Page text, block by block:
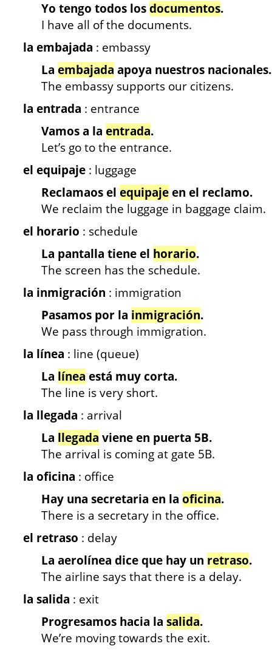
Yo tengo todos losdocumentos.
I have all of the documents.
la embajada : embassy
La embajada apoya nuestros nacionales.
The embassy supports our citizens.
la entrada : entrance
Vamos a la entrada.
Let’s go to the entrance.
el equipaje : luggage
Reclamaos el equipajeen el reclamo.
We reclaim the luggage in baggage claim.
el horario : schedule
La pantalla tiene el horario.
The screen has the schedule.
la inmigración : immigration
Pasamos por la inmigración.
We pass through immigration.
la línea : line (queue)
La línea está muy corta.
The line is very short.
la llegada : arrival
La llegada viene en puerta 5B.
The arrival is coming at gate 5B.
la oficina : office
Hay una secretaria en la oficina.
There is a secretary in the office.
el retraso : delay
La aerolínea dice que hay un retraso.
The airline says that there is a delay.
la salida : exit
Progresamos hacia la salida.
We’re moving towards the exit.